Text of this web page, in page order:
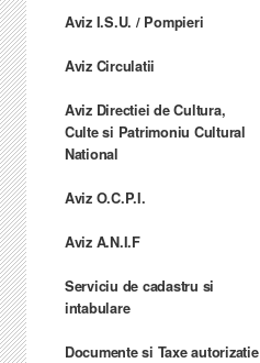
Aviz I.S.U. / Pompieri
Aviz Circulatii
Aviz Directiei de Cultura,
Culte si Patrimoniu Cultural
National
Aviz O.C.P.I.
Aviz A.N.I.F
Serviciu de cadastru si
intabulare
Documente si Taxe autorizatie